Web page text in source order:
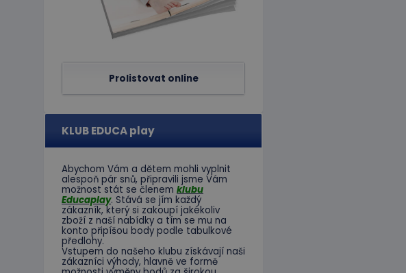
Prolistovat online
KLUB EDUCA play
Abychom Vám a dětem mohli vyplnit
alespoň pár snů, připravili jsme Vám
možnost stát se členem klubu
Educaplay. Stává se jím každý
zákazník, který si zakoupí jakékoliv
zboží z naší nabídky a tím se mu na
konto připíšou body podle tabulkové
předlohy.
Vstupem do našeho klubu získávají naši
zákazníci výhody, hlavně ve formě
_ga